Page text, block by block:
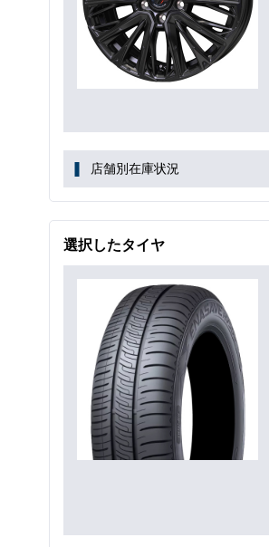
店舗別在庫状況
選択したタイヤ